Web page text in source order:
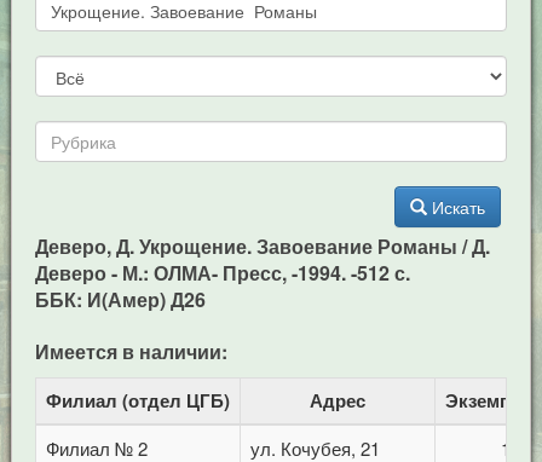
Искать
Деверо, Д. Укрощение. Завоевание Романы / Д.
Деверо - М.: ОЛМА- Пресс, -1994. -512 с.
ББК: И(Амер) Д26
Имеется в наличии:
Филиал (отдел ЦГБ) Адрес
Филиал № 2 ул. Кочубея, 21
1